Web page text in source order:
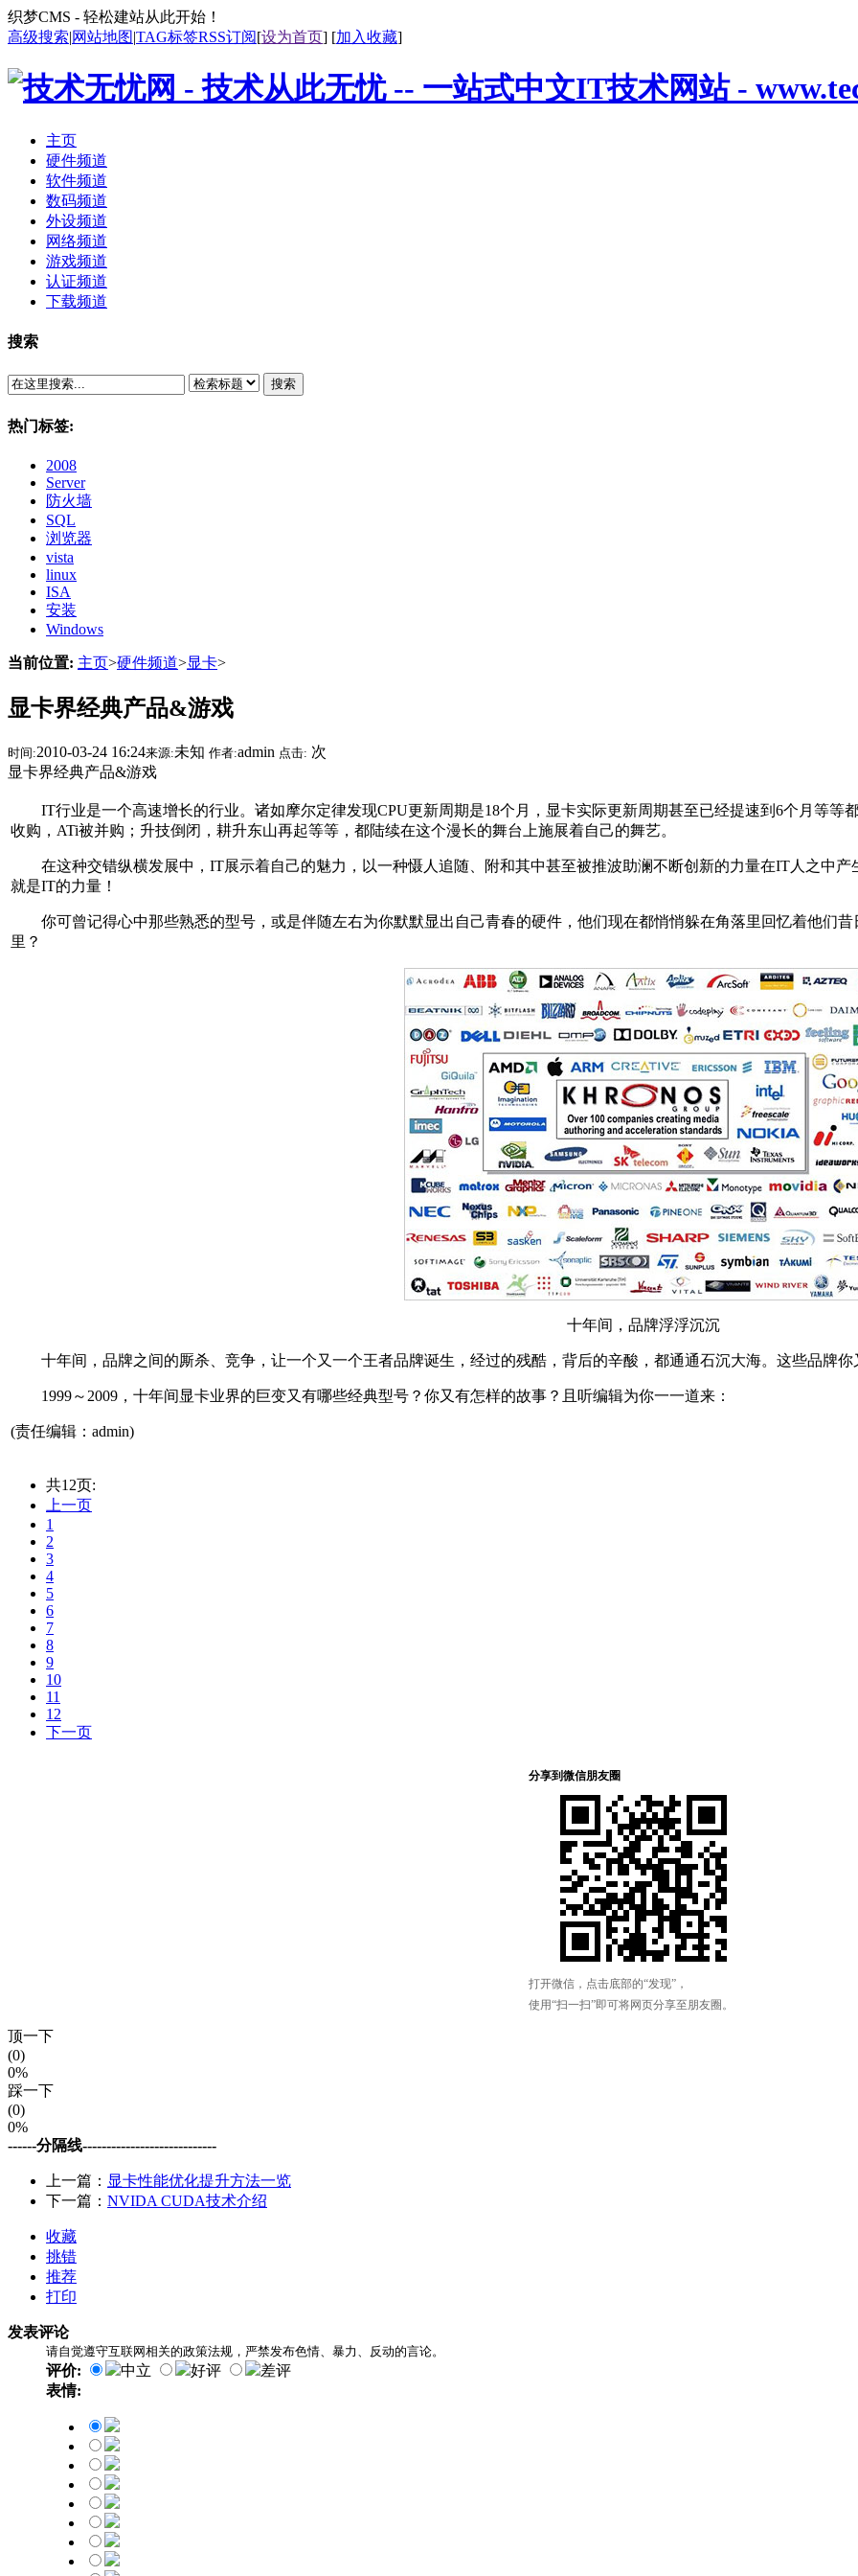
织梦CMS - 轻松建站从此开始！
高级搜索|网站地图|TAG标签RSS订阅[设为首页] [加入收藏]
主页
硬件频道
软件频道
数码频道
外设频道
网络频道
游戏频道
认证频道
下载频道
搜索
搜索
热门标签:
2008
Server
防火墙
SQL
浏览器
vista
linux
ISA
安装
Windows
当前位置: 主页>硬件频道>显卡>
显卡界经典产品&游戏
时间:2010-03-24 16:24来源:未知 作者:admin 点击: 次
显卡界经典产品&游戏
IT行业是一个高速增长的行业。诸如摩尔定律发现CPU更新周期是18个月，显卡实际更新周期甚至已经提速到6个月等等
收购，ATi被并购；升技倒闭，耕升东山再起等等，都陆续在这个漫长的舞台上施展着自己的舞艺。
在这种交错纵横发展中，IT展示着自己的魅力，以一种慑人追随、附和其中甚至被推波助澜不断创新的力量在IT人之中产
就是IT的力量！
你可曾记得心中那些熟悉的型号，或是伴随左右为你默默显出自己青春的硬件，他们现在都悄悄躲在角落里回忆着他们
里？
十年间，品牌浮浮沉沉
十年间，品牌之间的厮杀、竞争，让一个又一个王者品牌诞生，经过的残酷，背后的辛酸，都通通石沉大海。这些品牌你
1999～2009，十年间显卡业界的巨变又有哪些经典型号？你又有怎样的故事？且听编辑为你一一道来：
(责任编辑：admin)
共12页:
上一页
1
2
3
4
5
6
7
8
9
10
11
12
下一页
顶一下
(0)
0%
踩一下
(0)
0%
------分隔线----------------------------
上一篇： 显卡性能优化提升方法一览
下一篇： NVIDA CUDA技术介绍
收藏
挑错
推荐
打印
发表评论
请自觉遵守互联网相关的政策法规，严禁发布色情、暴力、反动的言论。
评价: 中立 好评
差评
表情: